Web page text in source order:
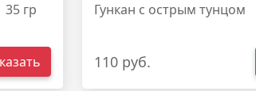
35 гр Гункан с острым тунцом
110 руб.